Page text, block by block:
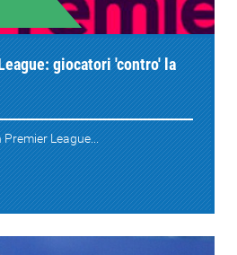
giocatori 'contro' la
League...